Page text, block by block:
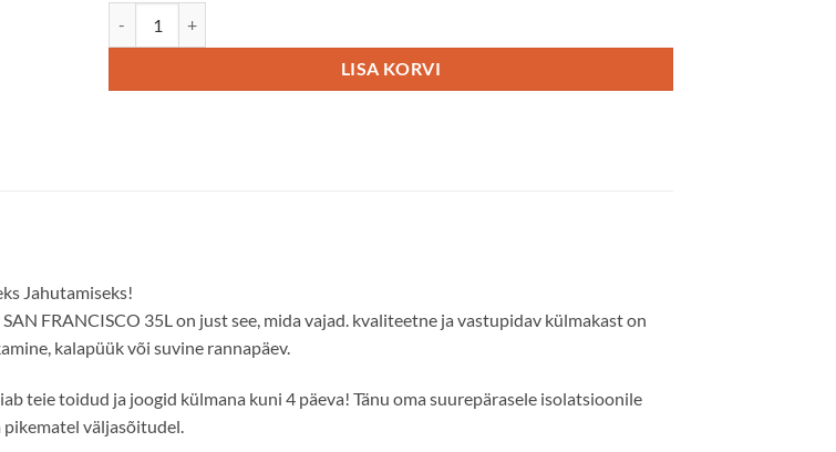
LISA KORVI
Jahutamiseks!
FRANCISCO 35L on just see, mida vajad. kvaliteetne ja vastupidav külmakast on
kalapüük või suvine rannapäev.
teie toidud ja joogid külmana kuni 4 päeva! Tänu oma suurepärasele isolatsioonile
pikematel väljasõitudel.